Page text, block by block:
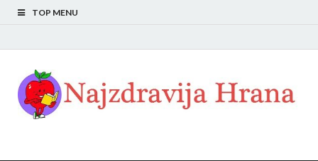
TOP MENU